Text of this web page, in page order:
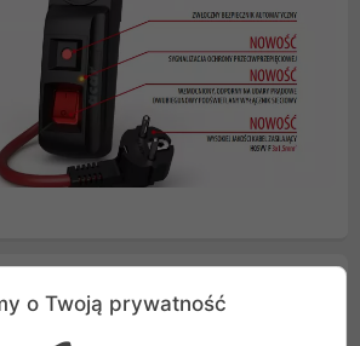
o Twoją prywatność